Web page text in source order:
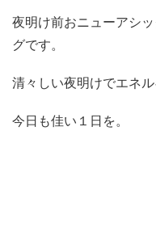
夜明け前おニューアシ
グです。
清々しい夜明けでエネル
今日も佳い１日を。